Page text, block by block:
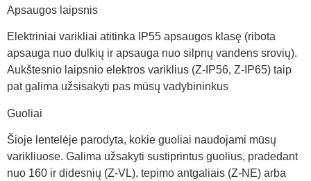
Apsaugos laipsnis
Elektriniai varikliai atitinka IP55 apsaugos klasę (ribota
apsauga nuo dulkių ir apsauga nuo silpnų vandens srovių).
Aukštesnio laipsnio elektros variklius (Z-IP56, Z-IP65) taip
pat galima užsisakyti pas mūsų vadybininkus
Guoliai
Šioje lentelėje parodyta, kokie guoliai naudojami mūsų
varikliuose. Galima užsakyti sustiprintus guolius, pradedant
nuo 160 ir didesnių (Z-VL), tepimo antgaliais (Z-NE) arba